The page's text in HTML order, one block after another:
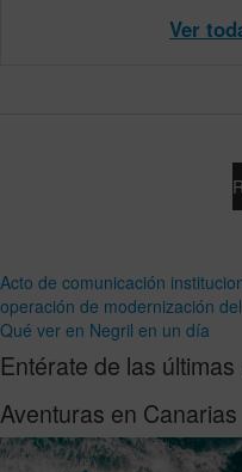
Ver
Acto de comunicación
operación de modernización
Qué ver en Negril en un día
Entérate de las
Aventuras en Canarias